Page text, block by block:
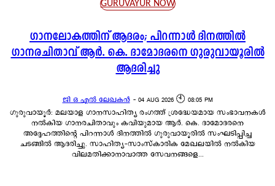
GURUVAYUR NOW
ഗാനലോകത്തിന് ആദരം; പിറന്നാൾ ദിനത്തിൽ
ഗാനരചിതാവ് ആർ. കെ. ദാമോദരനെ ഗുരുവായൂരിൽ
ആദരിച്ചു
ജി ഒ എൽ ലേഖകൻ - 04 AUG 2026 🕙 08:05 PM
ഗുരുവായൂർ: മലയാള ഗാനസാഹിത്യ രംഗത്ത് ശ്രദ്ധേയമായ സംഭാവനകൾ
നൽകിയ ഗാനരചിതാവും കവിയുമായ ആർ. കെ. ദാമോദരനെ
അദ്ദേഹത്തിന്റെ പിറന്നാൾ ദിനത്തിൽ ഗുരുവായൂരിൽ സംഘടിപ്പിച്ച
ചടങ്ങിൽ ആദരിച്ചു. സാഹിത്യ-സാംസ്കാരിക മേഖലയിൽ നൽകിയ
വിലമതിക്കാനാവാത്ത സേവനങ്ങളെ...